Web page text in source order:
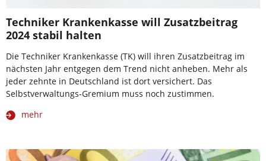
Techniker Krankenkasse will Zusatzbeitrag
2024 stabil halten
Die Techniker Krankenkasse (TK) will ihren Zusatzbeitrag im
nächsten Jahr entgegen dem Trend nicht anheben. Mehr als
jeder zehnte in Deutschland ist dort versichert. Das
Selbstverwaltungs-Gremium muss noch zustimmen.
mehr